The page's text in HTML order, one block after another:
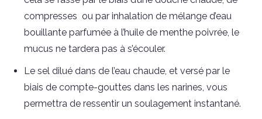
compresses ou par inhalation de mélange d’eau
bouillante parfumée à l’huile de menthe poivrée, le
mucus ne tardera pas à s’écouler.
Le sel dilué dans de l’eau chaude, et versé par le
biais de compte-gouttes dans les narines, vous
permettra de ressentir un soulagement instantané.